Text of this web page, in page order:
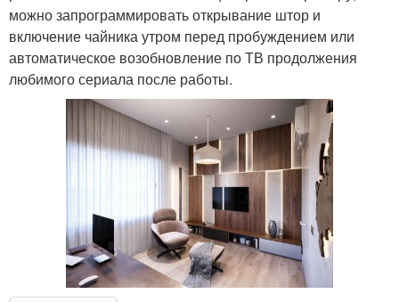
можно запрограммировать открывание штор и
включение чайника утром перед пробуждением или
автоматическое возобновление по ТВ продолжения
любимого сериала после работы.